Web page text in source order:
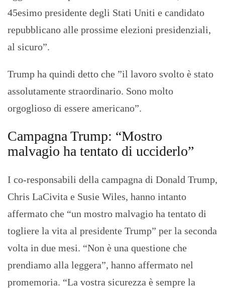
45esimo presidente degli Stati Uniti e candidato
repubblicano alle prossime elezioni presidenziali,
al sicuro”.
Trump ha quindi detto che ”il lavoro svolto è stato
assolutamente straordinario. Sono molto
orgoglioso di essere americano”.
Campagna Trump: “Mostro
malvagio ha tentato di ucciderlo”
I co-responsabili della campagna di Donald Trump,
Chris LaCivita e Susie Wiles, hanno intanto
affermato che “un mostro malvagio ha tentato di
togliere la vita al presidente Trump” per la seconda
volta in due mesi. “Non è una questione che
prendiamo alla leggera”, hanno affermato nel
promemoria. “La vostra sicurezza è sempre la